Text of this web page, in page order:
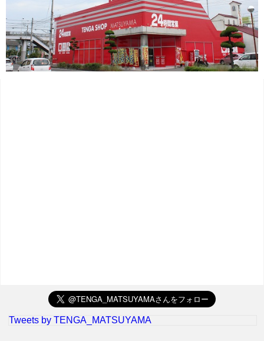
Tweets by TENGA_MATSUYAMA